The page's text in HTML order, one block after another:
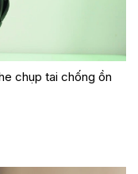
chụp tai chống ồn